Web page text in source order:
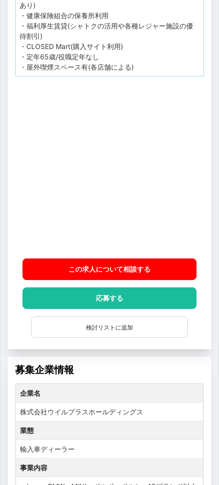
あり)
・健康保険組合の保養所利用
・福利厚生賃貸(シャトクの活用や各種レジャー施設の優
待割引)
・CLOSED Mart(購入サイト利用)
・定年65歳/役職定年なし
・屋外喫煙スペース有(各店舗による)
この求人について相談する
応募する
検討リストに追加
募集企業情報
企業名
株式会社ウイルプラスホールディングス
業態
輸入車ディーラー
事業内容